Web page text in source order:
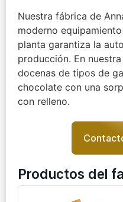
Nuestra fábrica de
moderno
planta garantiza la
producción. En
docenas de tipos de
chocolate con una
con relleno.
Productos del